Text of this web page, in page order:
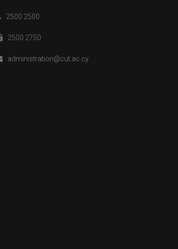
2500 2500
2500 2750
administration@cut.ac.cy